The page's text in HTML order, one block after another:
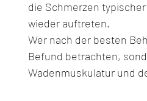
die Schmerzen
wieder auftreten.
Wer nach der besten
Befund betrachten,
Wadenmuskulatur und